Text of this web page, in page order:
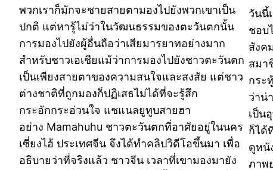
พวกเราก็มักจะชายสายตามองไปยังพวกเขาเป็น
ปกติ แต่หารู้ไม่ว่าในวัฒนธรรมของตะวันตกนั้น
การมองไปยังผู้อื่นถือว่าเสียมารยาทอย่างมาก
สำหรับชาวเอเชียแม้ว่าการมองไปยังชาวตะวันตก
เป็นเพียงสายตาของความสนใจและสงสัย แต่ชาว
ต่างชาติที่ถูกมองก็ปฏิเสธไม่ได้ที่จะรู้สึก
กระอักกระอ่วนใจ แชแนลยูทูบสายฮา
อย่าง Mamahuhu ชาวตะวันตกที่อาศัยอยู่ในนคร
เซี่ยงไฮ้ ประเทศจีน จึงได้ทำคลิปวิดีโอขึ้นมา เพื่อ
อธิบายว่าที่จริงแล้ว ชาวจีน เวลาที่เขามองมายัง
วันนี้
ชอบ
สังค
สมา
กระ
ว่าน่
เป็น
ก็ได้
ดูหนั
ภาพ